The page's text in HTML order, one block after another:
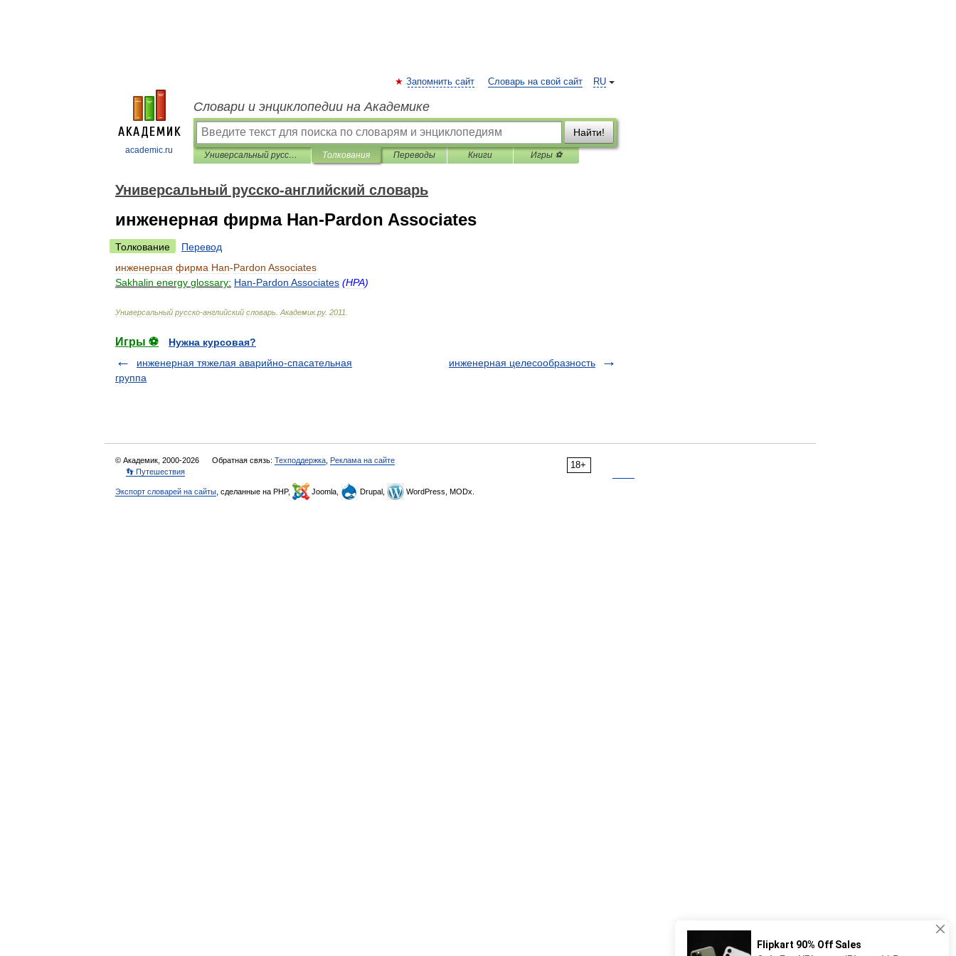
academic.ru
RU
Запомнить сайт Словарь на свой сайт
Словари и энциклопедии на Академике
Найти!
Универсальный русско-английский словарь Толкования Переводы Книги Игры ⚽
Универсальный русско-английский словарь
инженерная фирма Han-Pardon Associates
Толкование
Перевод
инженерная фирма Han-Pardon Associates
Sakhalin energy glossary: Han-Pardon Associates (HPA)
Универсальный русско-английский словарь Академик.ру. 2011
Игры ⚽
Нужна курсовая?
инженерная тяжелая аварийно-спасательная
группа
инженерная целесообразность
18+
© Академик, 2000-2026 Обратная связь: Техподдержка Реклама на сайте
👣 Путешествия
Экспорт словарей на сайты , сделанные на PHP, Joomla, Drupal, WordPress, MODx.